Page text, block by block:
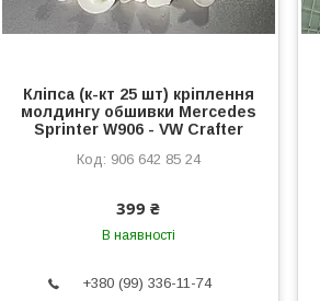
Кліпса (к-кт 25 шт) кріплення
молдингу обшивки Mercedes
Sprinter W906 - VW Crafter
906 642 85 24
399 ₴
В наявності
+380 (99) 336-11-74